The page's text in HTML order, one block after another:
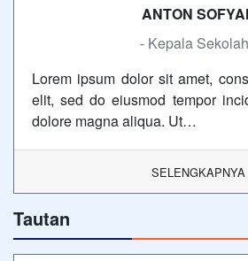
ANTON
- Kepala
Lorem ipsum dolor sit amet,
elit, sed do eiusmod tempor
dolore magna aliqua. Ut…
SELENGKAPNYA
Tautan